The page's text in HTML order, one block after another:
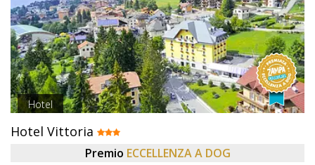
Hotel
Hotel Vittoria
Premio ECCELLENZA A DOG